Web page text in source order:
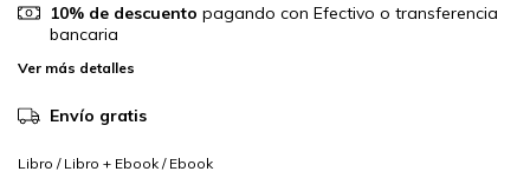
10% de descuento pagando con Efectivo o transferencia
bancaria
Ver más detalles
Envío gratis
Libro / Libro + Ebook / Ebook